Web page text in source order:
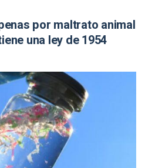
por maltrato animal
una ley de 1954